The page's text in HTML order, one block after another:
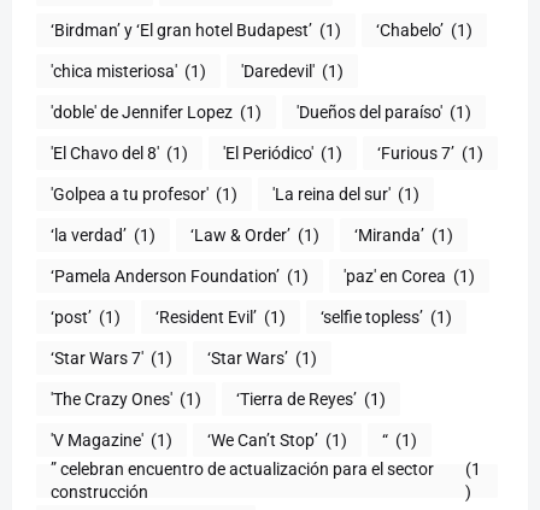
‘Birdman’ y ‘El gran hotel Budapest’ (1) ‘Chabelo’ (1)
'chica misteriosa' (1) 'Daredevil' (1)
'doble' de Jennifer Lopez (1) 'Dueños del paraíso' (1)
'El Chavo del 8' (1) 'El Periódico' (1) ‘Furious 7’ (1)
'Golpea a tu profesor' (1) 'La reina del sur' (1)
‘la verdad’ (1) ‘Law & Order’ (1) ‘Miranda’ (1)
‘Pamela Anderson Foundation’ (1) 'paz' en Corea (1)
‘post’ (1) ‘Resident Evil’ (1) ‘selfie topless’ (1)
‘Star Wars 7′ (1) ‘Star Wars’ (1)
'The Crazy Ones' (1) ‘Tierra de Reyes’ (1)
'V Magazine' (1) ‘We Can’t Stop’ (1) “ (1)
” celebran encuentro de actualización para el sector
construcción
(1
)